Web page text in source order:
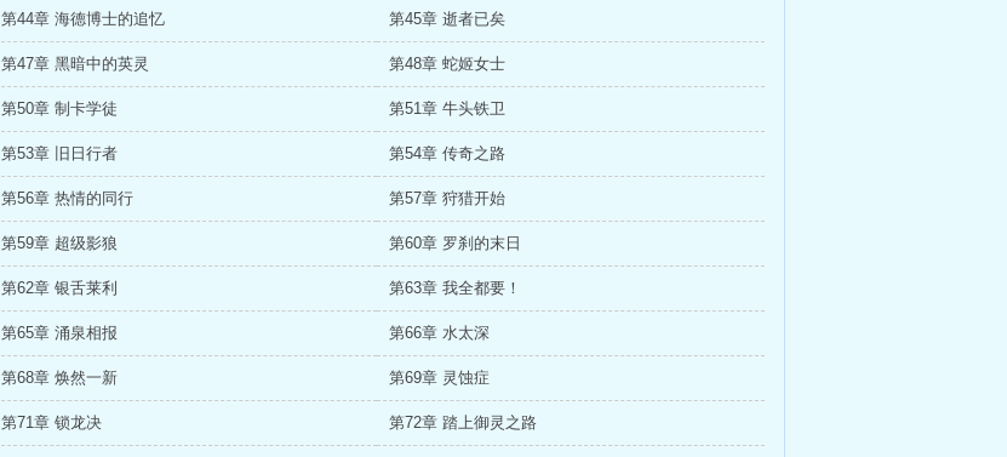
第44章 海德博士的追忆 第45章 逝者已矣
第47章 黑暗中的英灵 第48章 蛇姬女士
第50章 制卡学徒 第51章 牛头铁卫
第53章 旧日行者 第54章 传奇之路
第56章 热情的同行 第57章 狩猎开始
第59章 超级影狼 第60章 罗刹的末日
第62章 银舌莱利 第63章 我全都要！
第65章 涌泉相报 第66章 水太深
第68章 焕然一新 第69章 灵蚀症
第71章 锁龙决 第72章 踏上御灵之路